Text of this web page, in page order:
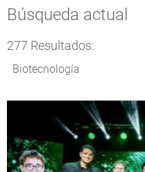
Búsqueda actual
277 Resultados:
Biotecnología